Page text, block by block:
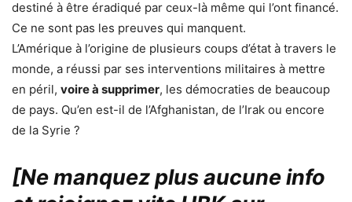
destiné à être éradiqué par ceux-là même qui l’ont financé.
Ce ne sont pas les preuves qui manquent.
L’Amérique à l’origine de plusieurs coups d’état à travers le
monde, a réussi par ses interventions militaires à mettre
en péril, voire à supprimer, les démocraties de beaucoup
de pays. Qu’en est-il de l’Afghanistan, de l’Irak ou encore
de la Syrie ?
[Ne manquez plus aucune info